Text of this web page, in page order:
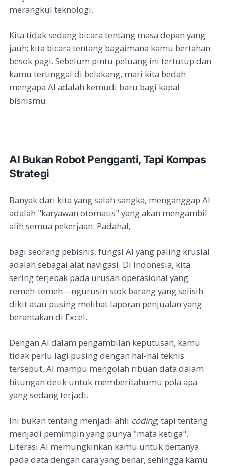
merangkul teknologi.
Kita tidak sedang bicara tentang masa depan yang
jauh; kita bicara tentang bagaimana kamu bertahan
besok pagi. Sebelum pintu peluang ini tertutup dan
kamu tertinggal di belakang, mari kita bedah
mengapa AI adalah kemudi baru bagi kapal
bisnismu.
AI Bukan Robot Pengganti, Tapi Kompas
Strategi
Banyak dari kita yang salah sangka, menganggap AI
adalah "karyawan otomatis" yang akan mengambil
alih semua pekerjaan. Padahal,
bagi seorang pebisnis, fungsi AI yang paling krusial
adalah sebagai alat navigasi. Di Indonesia, kita
sering terjebak pada urusan operasional yang
remeh-temeh—ngurusin stok barang yang selisih
dikit atau pusing melihat laporan penjualan yang
berantakan di Excel.
Dengan AI dalam pengambilan keputusan, kamu
tidak perlu lagi pusing dengan hal-hal teknis
tersebut. AI mampu mengolah ribuan data dalam
hitungan detik untuk memberitahumu pola apa
yang sedang terjadi.
Ini bukan tentang menjadi ahli coding, tapi tentang
menjadi pemimpin yang punya "mata ketiga".
Literasi AI memungkinkan kamu untuk bertanya
pada data dengan cara yang benar, sehingga kamu